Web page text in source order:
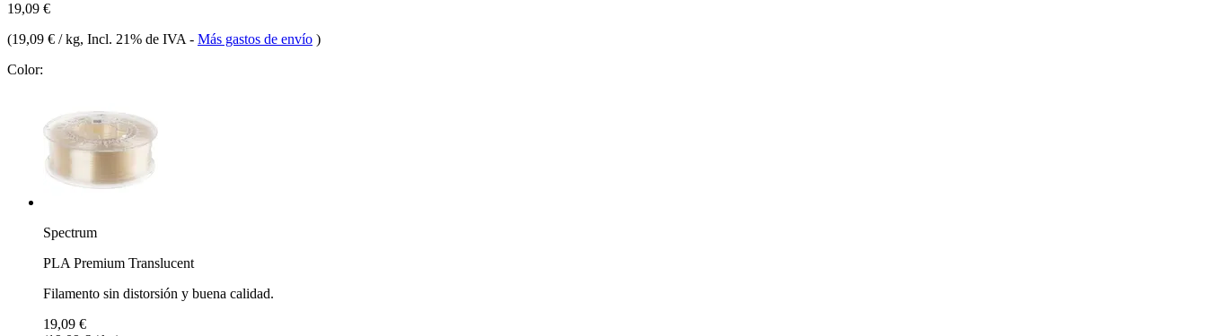
19,09 €
(19,09 € / kg, Incl. 21% de IVA - Más gastos de envío )
Color:
Spectrum
PLA Premium Translucent
Filamento sin distorsión y buena calidad.
19,09 €